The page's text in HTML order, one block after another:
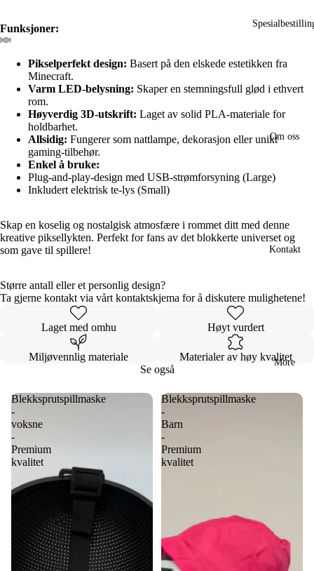
Om oss
Kontakt
More
Open
screen
Open
screen
Open
screen
Open
screen
Open
screen
Funksjoner:
Pikselperfekt design: Basert på den elskede estetikken fra
Minecraft.
Varm LED-belysning: Skaper en stemningsfull glød i ethvert
rom.
Høyverdig 3D-utskrift: Laget av solid PLA-materiale for
holdbarhet.
Allsidig: Fungerer som nattlampe, dekorasjon eller unikt
gaming-tilbehør.
Enkel å bruke:
Plug-and-play-design med USB-strømforsyning (Large)
Inkludert elektrisk te-lys (Small)
Skap en koselig og nostalgisk atmosfære i rommet ditt med denne
kreative piksellykten. Perfekt for fans av det blokkerte universet og
som gave til spillere!
Større antall eller et personlig design?
Ta gjerne kontakt via vårt kontaktskjema for å diskutere mulighetene!
Laget med omhu Høyt vurdert
Miljøvennlig materiale
Materialer av høy kvalitet
Se også
Blekksprutspillmaske
-
voksne
-
Premium
kvalitet
Blekksprutspillmaske
-
Barn
-
Premium
kvalitet